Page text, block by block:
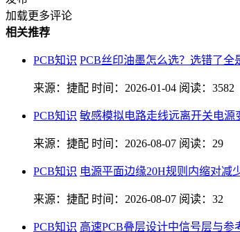
加载更多评论
相关推荐
PCB知识 PCB丝印油墨怎么选？选错了全
来源：捷配 时间：2026-01-04 阅读：3582
PCB知识 敏感模拟电路走线远离开关电
来源：捷配 时间：2026-08-07 阅读：29
PCB知识 电源平面边缘20H规则内缩对减
来源：捷配 时间：2026-08-07 阅读：32
PCB知识 高速PCB叠层设计中信号层与